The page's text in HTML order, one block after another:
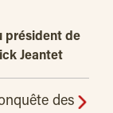
président de
Jeantet
des